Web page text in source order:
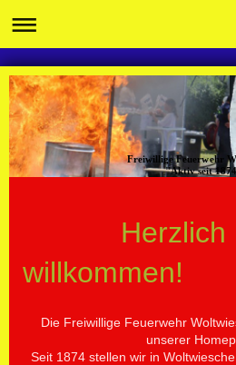
Freiwillige Feuerwehr
"Aktiv seit
Herzlich
willkommen!
Die Freiwillige Feuerwehr
unserer
Seit 1874 stellen wir in